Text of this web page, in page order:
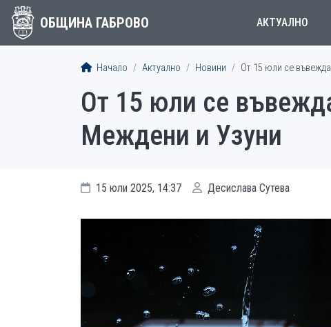
ОБЩИНА ГАБРОВО АКТУАЛНО
Начало Актуално Новини От 15 юли се
От 15 юли се
Междени и Узуни
15 юли 2025, 14:37 Десислава Сутева